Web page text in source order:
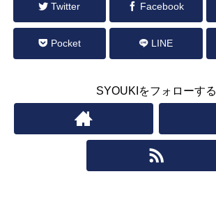
Twitter Facebook
Pocket LINE
SYOUKIをフォローする